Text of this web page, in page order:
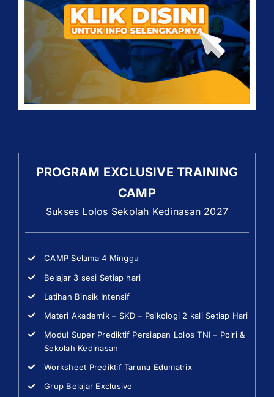
PROGRAM EXCLUSIVE TRAINING
CAMP
Sukses Lolos Sekolah Kedinasan 2027
CAMP Selama 4 Minggu
Belajar 3 sesi Setiap hari
Latihan Binsik Intensif
Materi Akademik – SKD – Psikologi 2 kali Setiap Hari
Modul Super Prediktif Persiapan Lolos TNI – Polri &
Sekolah Kedinasan
Worksheet Prediktif Taruna Edumatrix
Grup Belajar Exclusive